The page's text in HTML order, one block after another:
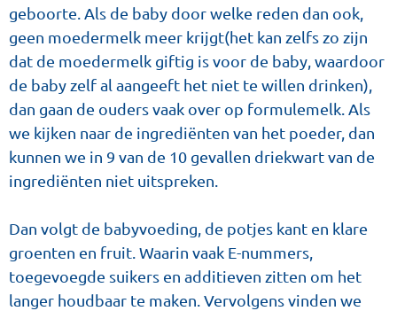
geboorte. Als de baby door welke reden dan ook,
geen moedermelk meer krijgt(het kan zelfs zo zijn
dat de moedermelk giftig is voor de baby, waardoor
de baby zelf al aangeeft het niet te willen drinken),
dan gaan de ouders vaak over op formulemelk. Als
we kijken naar de ingrediënten van het poeder, dan
kunnen we in 9 van de 10 gevallen driekwart van de
ingrediënten niet uitspreken.
Dan volgt de babyvoeding, de potjes kant en klare
groenten en fruit. Waarin vaak E-nummers,
toegevoegde suikers en additieven zitten om het
langer houdbaar te maken. Vervolgens vinden we